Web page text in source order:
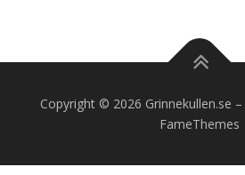
Copyright © 2026 Grinnekullen.se –
FameThemes